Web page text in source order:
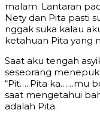
malam. Lantaran
Nety dan Pita pasti
nggak suka kalau
ketahuan Pita yang
Saat aku tengah
seseorang
“Pit…..Pita ka……mu
saat mengetahui
adalah Pita.